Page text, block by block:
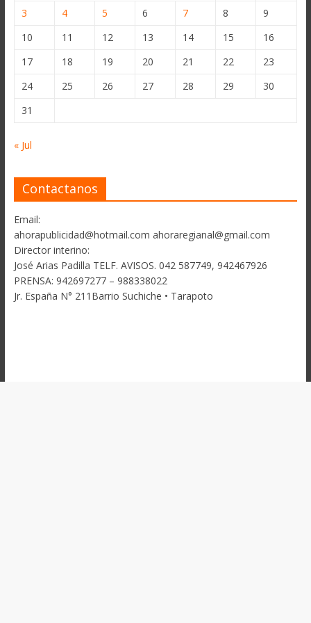
3 4 5 6 7 8
9
10
11 12 13 14 15
16
17
18 19 20 21 22
23
24
25 26 27 28 29
30
31
« Jul
Contactanos
Email:
ahorapublicidad@hotmail.com ahoraregianal@gmail.com
Director interino:
José Arias Padilla TELF. AVISOS. 042 587749, 942467926
PRENSA: 942697277 – 988338022
Jr. España N° 211Barrio Suchiche • Tarapoto